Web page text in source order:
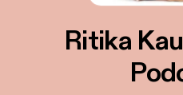
Ritika